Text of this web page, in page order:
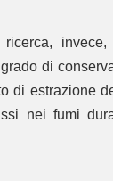
di
di estrazione
nei fumi